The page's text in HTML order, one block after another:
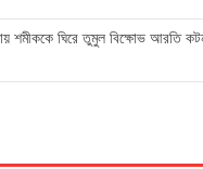
শমীককে ঘিরে তুমুল বিক্ষোভ আরতি